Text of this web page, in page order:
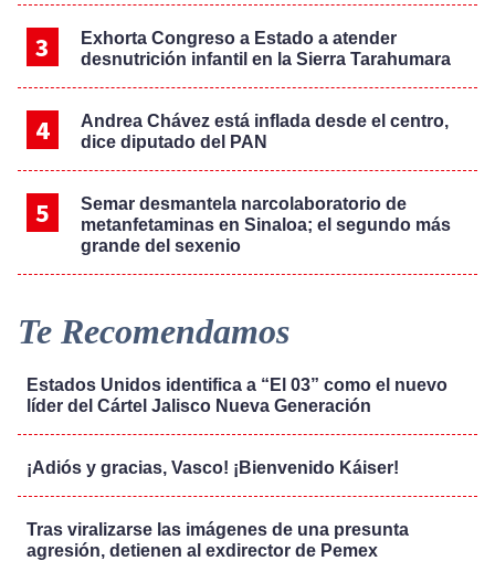
Exhorta Congreso a Estado a atender
desnutrición infantil en la Sierra Tarahumara
Andrea Chávez está inflada desde el centro,
dice diputado del PAN
Semar desmantela narcolaboratorio de
metanfetaminas en Sinaloa; el segundo más
grande del sexenio
Te Recomendamos
Estados Unidos identifica a “El 03” como el nuevo
líder del Cártel Jalisco Nueva Generación
¡Adiós y gracias, Vasco! ¡Bienvenido Káiser!
Tras viralizarse las imágenes de una presunta
agresión, detienen al exdirector de Pemex